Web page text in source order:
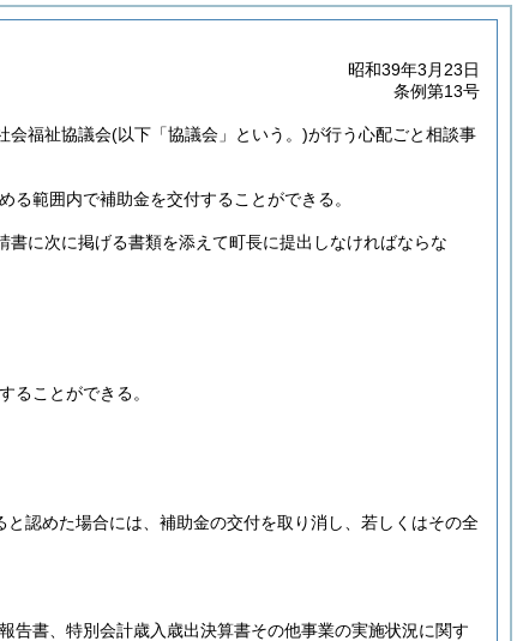
昭和39年3月23日
条例第13号
会福祉協議会(以下「協議会」という。)が行う心配ごと相談事
範囲内で補助金を交付することができる。
書に次に掲げる書類を添えて町長に提出しなければならな
ることができる。
と認めた場合には、補助金の交付を取り消し、若しくはその全
告書、特別会計歳入歳出決算書その他事業の実施状況に関す